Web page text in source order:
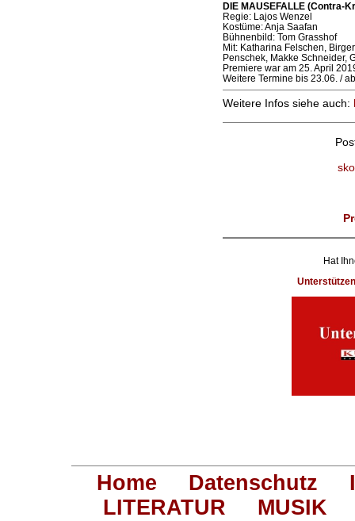
DIE MAUSEFALLE (Contra-
Regie: Lajos Wenzel
Kostüme: Anja Saafan
Bühnenbild: Tom Grasshof
Mit: Katharina Felschen,
Penschek, Makke Schneider,
Premiere war am 25. April
Weitere Termine bis 23.06. /
Weitere Infos siehe auch:
Hat
Home Datenschutz
LITERATUR
MUSIK